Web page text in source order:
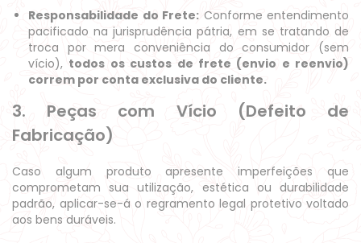
Responsabilidade do Frete: Conforme entendimento
pacificado na jurisprudência pátria, em se tratando de
troca por mera conveniência do consumidor (sem
vício), todos os custos de frete (envio e reenvio)
correm por conta exclusiva do cliente.
3. Peças com Vício (Defeito de
Fabricação)
Caso algum produto apresente imperfeições que
comprometam sua utilização, estética ou durabilidade
padrão, aplicar-se-á o regramento legal protetivo voltado
aos bens duráveis.